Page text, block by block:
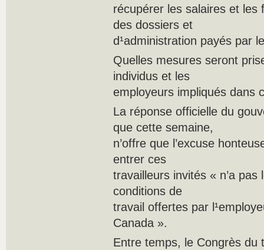
récupérer les salaires et
des dossiers et
d¹administration payés par
Quelles mesures seront
individus et les
employeurs impliqués dans
La réponse officielle du
que cette semaine,
n’offre que l’excuse
entrer ces
travailleurs invités « n’a
conditions de
travail offertes par
Canada ».
Entre temps, le Congrès du